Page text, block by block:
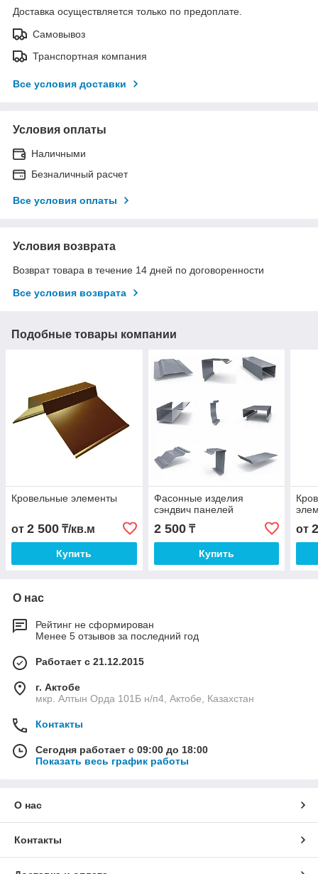
Доставка осуществляется только по предоплате.
Самовывоз
Транспортная компания
Все условия доставки
Условия оплаты
Наличными
Безналичный расчет
Все условия оплаты
Условия возврата
Возврат товара в течение 14 дней по договоренности
Все условия возврата
Подобные товары компании
Кровельные элементы
от 2 500 ₸/кв.м
Купить
Фасонные изделия
сэндвич панелей
2 500₸
Купить
от
О нас
Рейтинг не сформирован
Менее 5 отзывов за последний год
Работает с 21.12.2015
г. Актобе
мкр. Алтын Орда 101Б н/п4, Актобе, Казахстан
Контакты
Сегодня работает с 09:00 до 18:00
Показать весь график работы
О нас
Контакты